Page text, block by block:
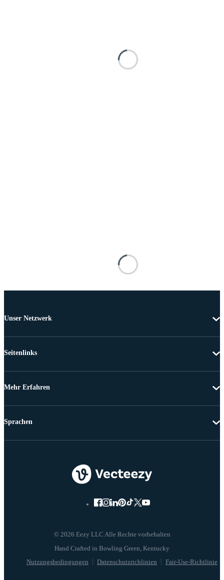
Unser Netzwerk
Seitenlinks
Mehr Erfahren
© 2026 Eezy LLC Alle Rechte vorbehalten
Nutzungsbedingungen Datenschutzrichlinien Fair-Use-Richtlinie
Sprachen